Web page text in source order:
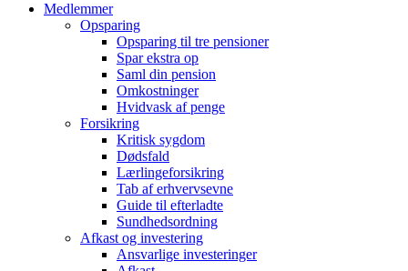
Medlemmer
Opsparing
Opsparing til tre pensioner
Spar ekstra op
Saml din pension
Omkostninger
Hvidvask af penge
Forsikring
Kritisk sygdom
Dødsfald
Lærlingeforsikring
Tab af erhvervsevne
Guide til efterladte
Sundhedsordning
Afkast og investering
Ansvarlige investeringer